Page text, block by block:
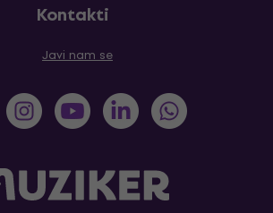
Kontakti
Javi nam se